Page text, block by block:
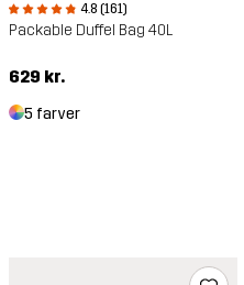
4.8 (161)
Packable Duffel Bag 40L
629 kr.
5 farver